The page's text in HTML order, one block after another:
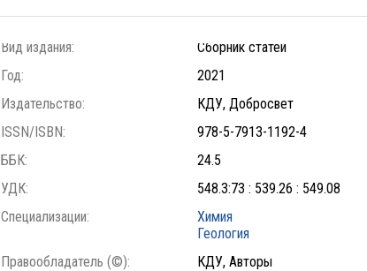
Вид издания:
Сборник статей
Год:
2021
Издательство:
КДУ, Добросвет
ISSN/ISBN:
978-5-7913-1192-4
ББК:
24.5
УДК:
548.3:73 : 539.26 : 549.08
Специализации:
Химия
Геология
Правообладатель (©):
КДУ, Авторы